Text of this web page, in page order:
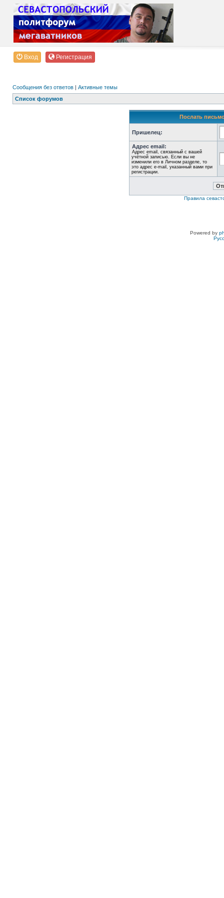
Вход Регистрация
Сообщения без ответов | Активные темы
Список форумов
Послать
Пришелец:
Адрес email:
Адрес email, связанный с вашей
учётной записью. Если вы не
изменили его в Личном разделе, то
это адрес e-mail, указанный вами при
регистрации.
Правила
Powered by